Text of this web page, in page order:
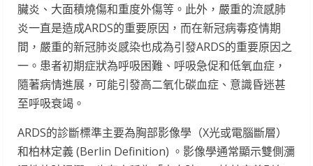
臟炎、大面積燒傷和重度外傷等。此外，嚴重的流感肺
炎一直是造成ARDS的重要原因，而在新冠病毒疫情期
間，嚴重的新冠肺炎感染也成為引發ARDS的重要原因之
一。患者初期症狀為呼吸困難、呼吸急促和低氧血症，
隨著病情進展，可能引發高二氧化碳血症、意識昏迷甚
至呼吸衰竭。
ARDS的診斷標準主要為胸部影像學（X光或電腦斷層）
和柏林定義 (Berlin Definition) 。影像學通常顯示雙側瀰